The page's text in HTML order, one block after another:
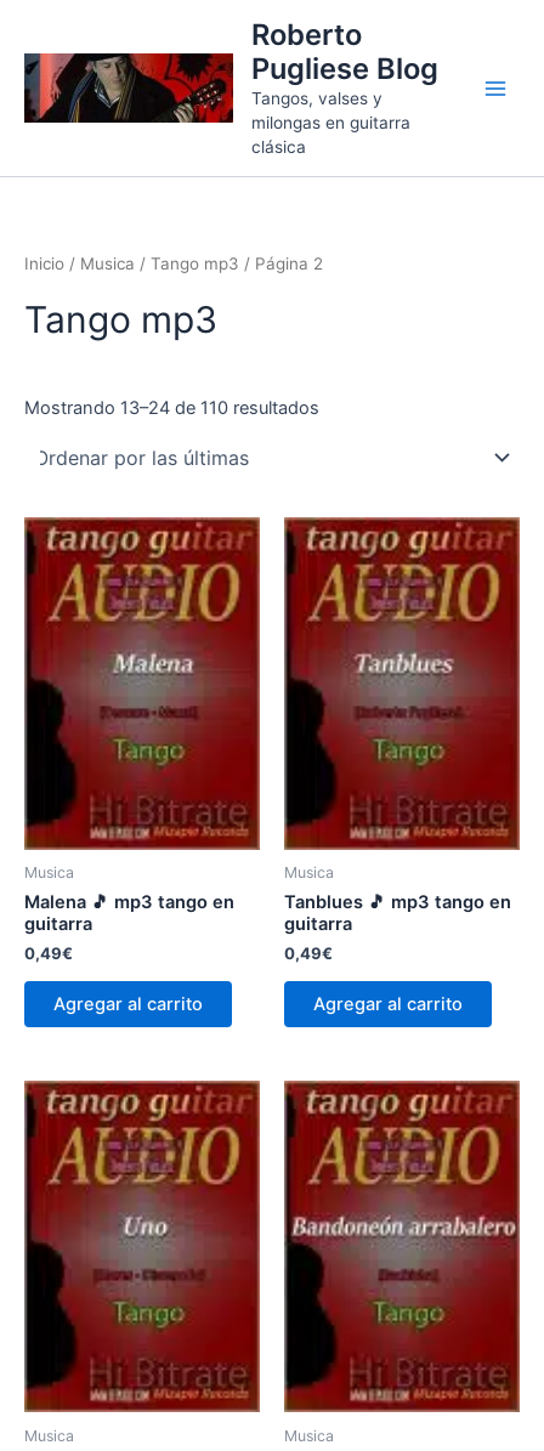
contenido
Roberto
Pugliese Blog
Tangos, valses y
milongas en guitarra
clásica
Inicio / Musica / Tango mp3 / Página 2
Tango mp3
Mostrando 13–24 de 110 resultados
por
más
recientes
Musica
Malena 🎵 mp3 tango en
guitarra
0,49€
Agregar al carrito
Musica
Tanblues 🎵 mp3 tango en
guitarra
0,49€
Agregar al carrito
Musica Musica